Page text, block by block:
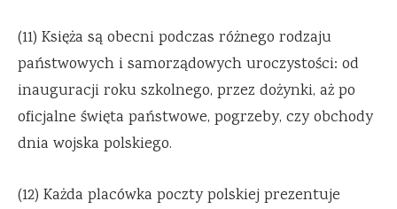
(11) Księża są obecni podczas różnego rodzaju
państwowych i samorządowych uroczystości: od
inauguracji roku szkolnego, przez dożynki, aż po
oficjalne święta państwowe, pogrzeby, czy obchody
dnia wojska polskiego.
(12) Każda placówka poczty polskiej prezentuje